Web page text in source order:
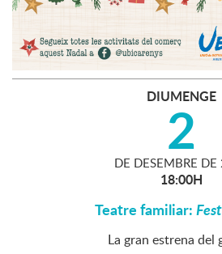
DIUMENGE
2
DE DESEMBRE DE
18:00H
Teatre familiar:
La gran estrena del